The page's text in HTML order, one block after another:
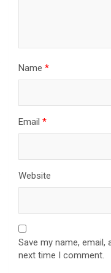
Name *
Email *
Website
Save my name,
next time I comment.